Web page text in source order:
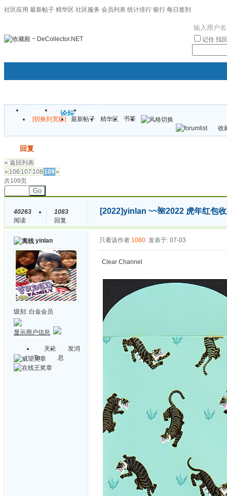
社区应用 最新帖子 精华区 社区服务 会员列表 统计排行 银行 每日签到
记住 找
门户 论坛
[切换到宽版] 最新帖子 精华区
书签
收
回复
« 返回列表
« 106 107 108 109»
共109页
Go
40263
阅读
1083
回复
[2022]yinlan ~~🌺2022 虎年红包
yinlan
级别: 白金会员
显示用户信息
关注
Ta
发消
息
只看该作者 1080 发表于: 07-03
Clear Channel